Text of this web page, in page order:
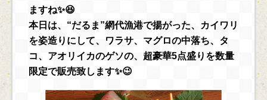
ますね✨😆
本日は、“だるま”網代漁港で揚がった、カイワリ
を姿造りにして、ワラサ、マグロの中落ち、タ
コ、アオリイカのゲソの、超豪華5点盛りを数量
限定で販売致します✨😉